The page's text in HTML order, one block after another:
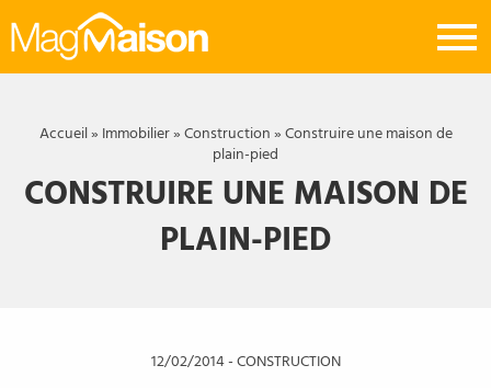
Mag
Maison
Accueil» Immobilier»Construction»Construire une maison de
plain-pied
CONSTRUIRE UNE MAISON DE
PLAIN-PIED
12/02/2014-CONSTRUCTION